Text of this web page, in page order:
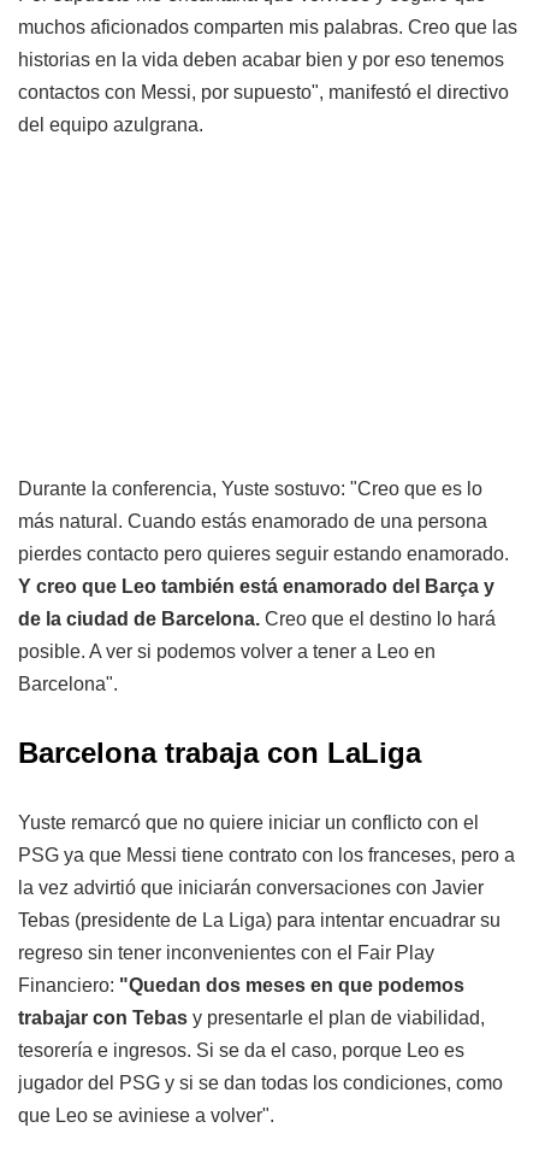
muchos aficionados comparten mis palabras. Creo que las
historias en la vida deben acabar bien y por eso tenemos
contactos con Messi, por supuesto", manifestó el directivo
del equipo azulgrana.
Durante la conferencia, Yuste sostuvo: "Creo que es lo
más natural. Cuando estás enamorado de una persona
pierdes contacto pero quieres seguir estando enamorado.
Y creo que Leo también está enamorado del Barça y
de la ciudad de Barcelona. Creo que el destino lo hará
posible. A ver si podemos volver a tener a Leo en
Barcelona".
Barcelona trabaja con LaLiga
Yuste remarcó que no quiere iniciar un conflicto con el
PSG ya que Messi tiene contrato con los franceses, pero a
la vez advirtió que iniciarán conversaciones con Javier
Tebas (presidente de La Liga) para intentar encuadrar su
regreso sin tener inconvenientes con el Fair Play
Financiero: "Quedan dos meses en que podemos
trabajar con Tebas y presentarle el plan de viabilidad,
tesorería e ingresos. Si se da el caso, porque Leo es
jugador del PSG y si se dan todas los condiciones, como
que Leo se aviniese a volver".